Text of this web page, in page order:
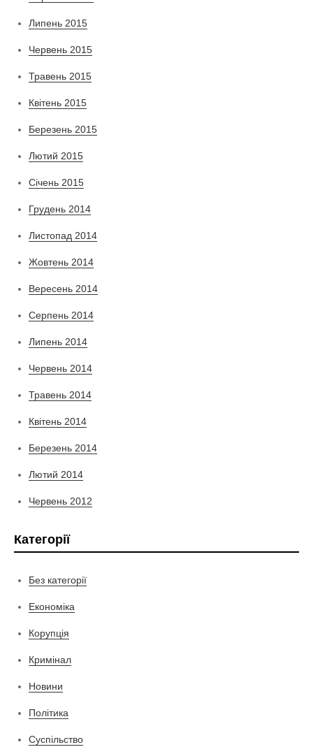
Липень 2015
Червень 2015
Травень 2015
Квітень 2015
Березень 2015
Лютий 2015
Січень 2015
Грудень 2014
Листопад 2014
Жовтень 2014
Вересень 2014
Серпень 2014
Липень 2014
Червень 2014
Травень 2014
Квітень 2014
Березень 2014
Лютий 2014
Червень 2012
Категорії
Без категорії
Економіка
Корупція
Кримінал
Новини
Політика
Суспільство